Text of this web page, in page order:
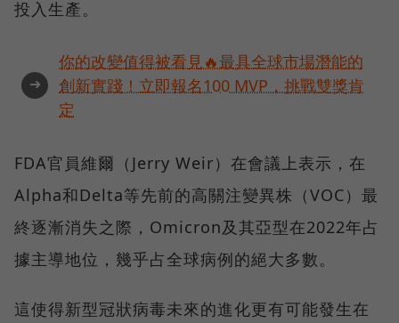
投入生產。
➜
你的改變值得被看見🔥最具全球市場潛能的
創新實踐！立即報名100 MVP，挑戰雙獎肯
定
FDA官員維爾（Jerry Weir）在會議上表示，在
Alpha和Delta等先前的高關注變異株（VOC）最
終逐漸消失之際，Omicron及其亞型在2022年占
據主導地位，幾乎占全球病例的絕大多數。
這使得新型冠狀病毒未來的進化更有可能發生在